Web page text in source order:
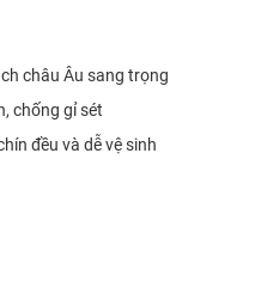
châu Âu sang trọng
chống gỉ sét
đều và dễ vệ sinh